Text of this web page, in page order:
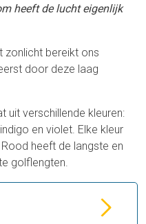
heeft de lucht eigenlijk
zonlicht bereikt ons
door deze laag
uit verschillende kleuren:
en violet. Elke kleur
heeft de langste en
golflengten.